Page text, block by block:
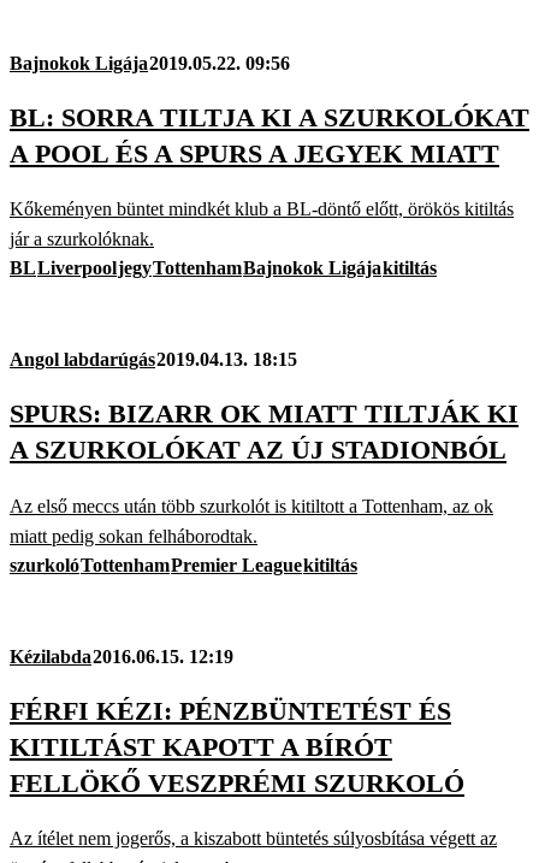
Bajnokok Ligája2019.05.22. 09:56
BL: SORRA TILTJA KI A SZURKOLÓKAT
A POOL ÉS A SPURS A JEGYEK MIATT
Kőkeményen büntet mindkét klub a BL-döntő előtt, örökös kitiltás
jár a szurkolóknak.
BLLiverpooljegyTottenhamBajnokok Ligájakitiltás
Angol labdarúgás2019.04.13. 18:15
SPURS: BIZARR OK MIATT TILTJÁK KI
A SZURKOLÓKAT AZ ÚJ STADIONBÓL
Az első meccs után több szurkolót is kitiltott a Tottenham, az ok
miatt pedig sokan felháborodtak.
szurkolóTottenhamPremier Leaguekitiltás
Kézilabda2016.06.15. 12:19
FÉRFI KÉZI: PÉNZBÜNTETÉST ÉS
KITILTÁST KAPOTT A BÍRÓT
FELLÖKŐ VESZPRÉMI SZURKOLÓ
Az ítélet nem jogerős, a kiszabott büntetés súlyosbítása végett az